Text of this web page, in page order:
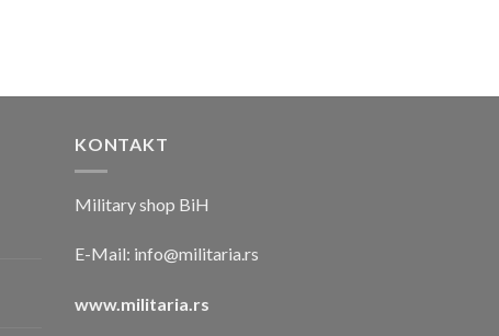
KONTAKT
Military shop BiH
E-Mail: info@militaria.rs
www.militaria.rs